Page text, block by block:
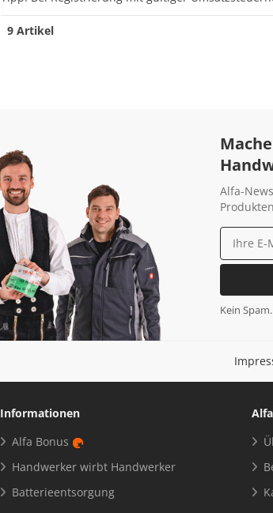
9 Artikel
Alfa-
Kein
Informationen
Alfa Bonus
Handwerker wirbt Handwerker
Batterieentsorgung